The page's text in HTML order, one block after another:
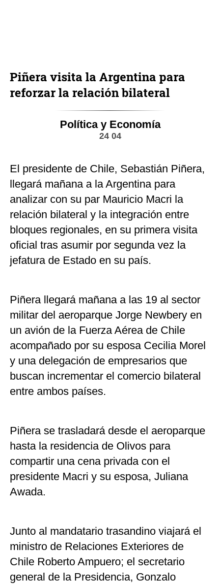
Piñera visita la Argentina para
reforzar la relación bilateral
Política y Economía
24 04
El presidente de Chile, Sebastián Piñera,
llegará mañana a la Argentina para
analizar con su par Mauricio Macri la
relación bilateral y la integración entre
bloques regionales, en su primera visita
oficial tras asumir por segunda vez la
jefatura de Estado en su país.
Piñera llegará mañana a las 19 al sector
militar del aeroparque Jorge Newbery en
un avión de la Fuerza Aérea de Chile
acompañado por su esposa Cecilia Morel
y una delegación de empresarios que
buscan incrementar el comercio bilateral
entre ambos países.
Piñera se trasladará desde el aeroparque
hasta la residencia de Olivos para
compartir una cena privada con el
presidente Macri y su esposa, Juliana
Awada.
Junto al mandatario trasandino viajará el
ministro de Relaciones Exteriores de
Chile Roberto Ampuero; el secretario
general de la Presidencia, Gonzalo